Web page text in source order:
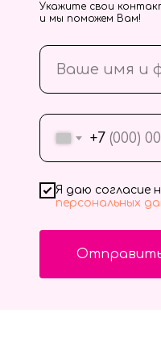
+7
Я даю согласие
персональных
Укажите свои
и мы поможем Вам!